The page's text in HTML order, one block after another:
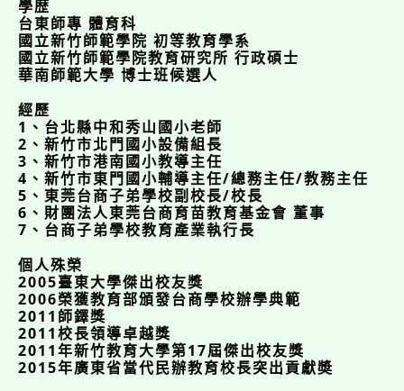
學歴
台東師專 體育科
國立新竹師範學院 初等教育學系
國立新竹師範學院教育研究所 行政碩士
華南師範大學 博士班候選人
經歷
1、台北縣中和秀山國小老師
2、新竹市北門國小設備組長
3、新竹市港南國小教導主任
4、新竹市東門國小輔導主任/總務主任/教務主任
5、東莞台商子弟學校副校長/校長
6、財團法人東莞台商育苗教育基金會 董事
7、台商子弟學校教育產業執行長
個人殊榮
2005臺東大學傑出校友獎
2006榮獲教育部頒發台商學校辦學典範
2011師鐸獎
2011校長領導卓越獎
2011年新竹教育大學第17屆傑出校友獎
2015年廣東省當代民辦教育校長突出貢獻奬